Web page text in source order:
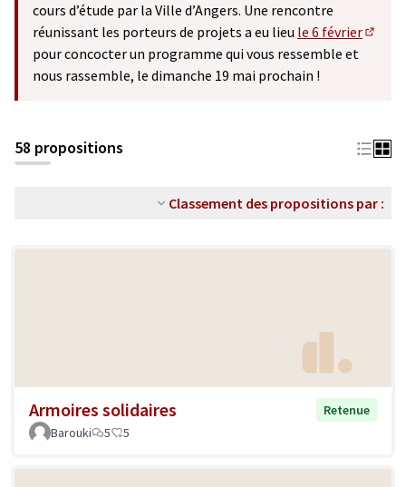
cours d’étude par la Ville d’Angers. Une rencontre
réunissant les porteurs de projets a eu lieu le 6 février
pour concocter un programme qui vous ressemble et
nous rassemble, le dimanche 19 mai prochain !
58 propositions
Classement des propositions par :
Armoires solidaires
Retenue
Barouki
5 5